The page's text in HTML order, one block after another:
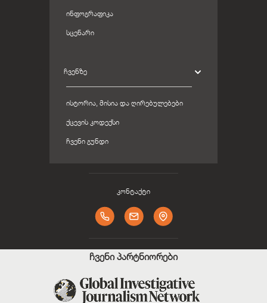
ᲘᲜᲤᲝᲒᲠᲐᲤᲘᲙᲐ
ᲡᲪᲔᲜᲐᲠᲘ
ᲩᲕᲔᲜᲖᲔ
ᲘᲡᲢᲝᲠᲘᲐ, ᲛᲘᲡᲘᲐ ᲓᲐ ᲦᲘᲠᲔᲑᲣᲚᲔᲑᲔᲑᲘ
ᲥᲪᲔᲕᲘᲡ ᲙᲝᲓᲔᲥᲡᲘ
ᲩᲕᲔᲜᲘ ᲒᲣᲜᲓᲘ
კონტაქტი
ჩვენი პარტნიორები